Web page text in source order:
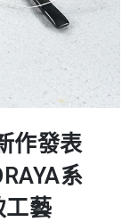
作發表
系
工藝